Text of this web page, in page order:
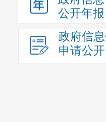
公开年报
政府信
申请公开